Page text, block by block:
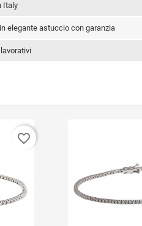
Italy
elegante astuccio con garanzia
favorite_border